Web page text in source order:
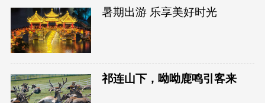
暑期出游 乐享美好时光
祁连山下，呦呦鹿鸣引客来